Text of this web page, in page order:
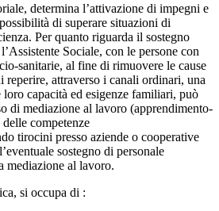
determina l’attivazione di impegni e
di superare situazioni di
Per quanto riguarda il sostegno
Sociale, con le persone con
sanitarie, al fine di rimuovere le cause
reperire, attraverso i canali ordinari, una
loro capacità ed esigenze familiari, può
di mediazione al lavoro (apprendimento-
competenze
tirocini presso aziende o cooperative
sostegno di personale
mediazione al lavoro.
si occupa di :